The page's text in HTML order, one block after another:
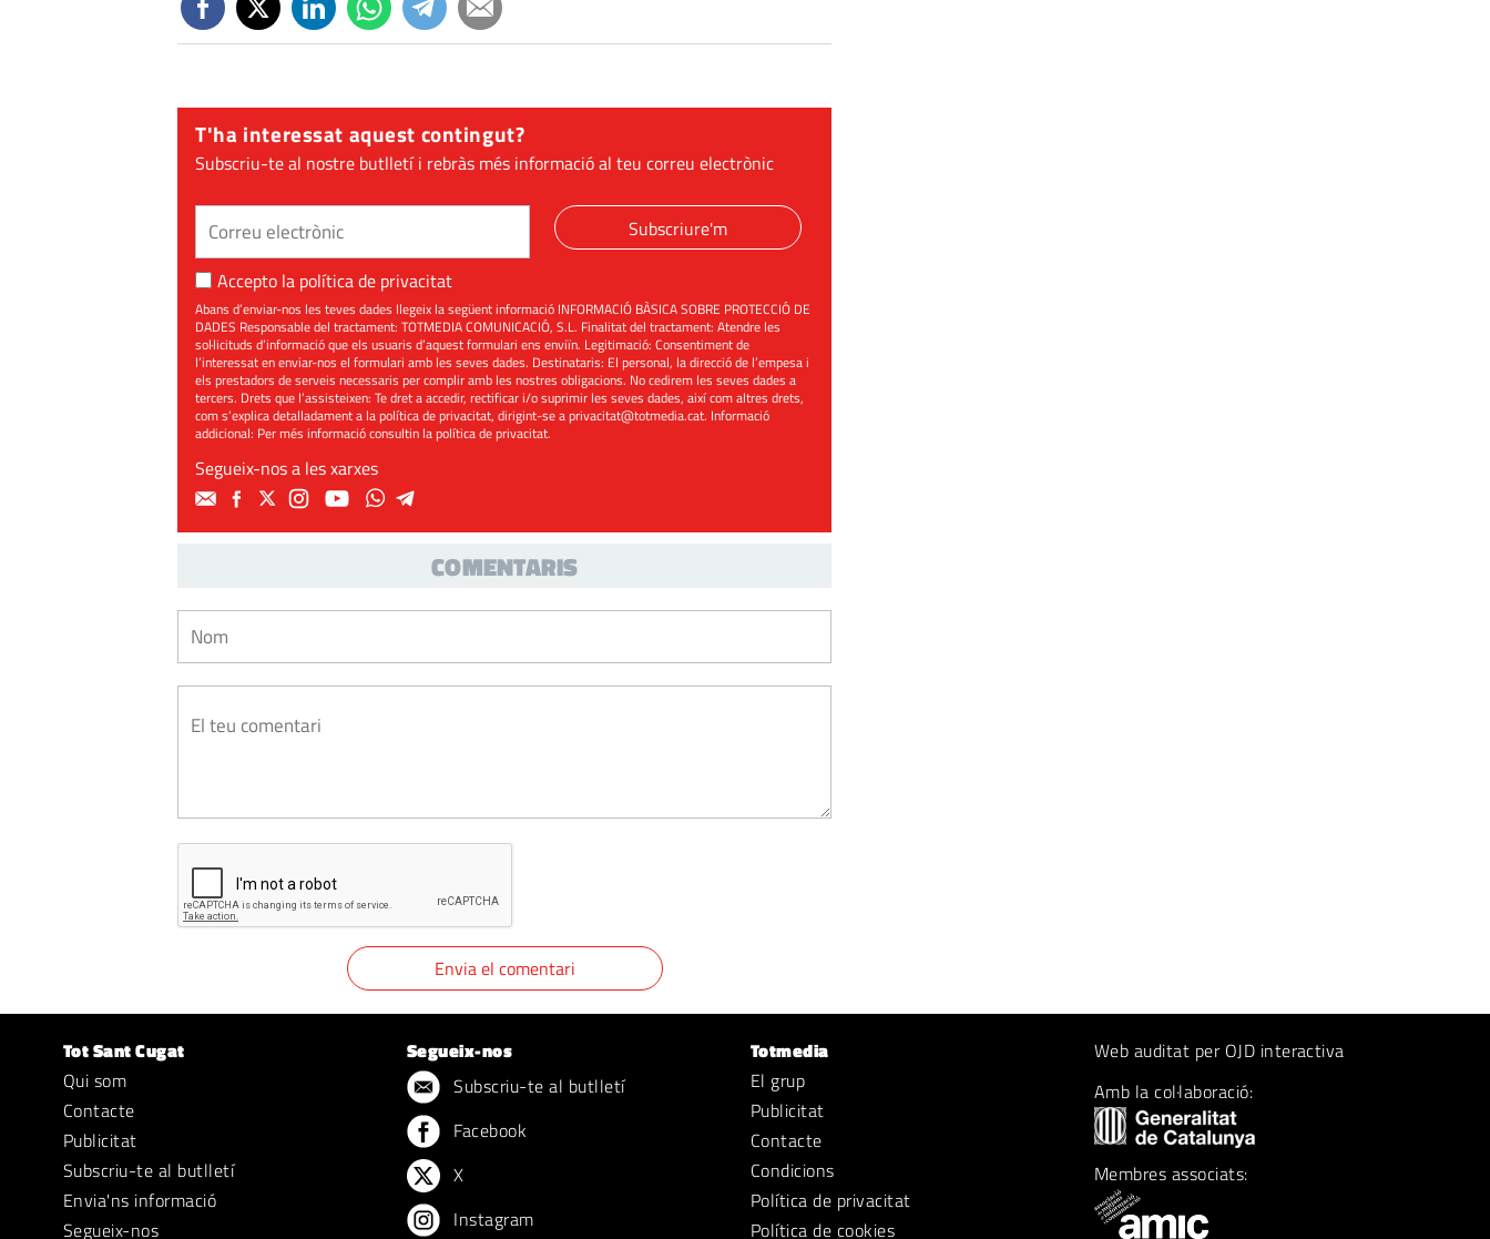
T'ha interessat aquest contingut?
Subscriu-te al nostre butlletí i rebràs més informació al teu correu electrònic
Subscriure'm
Accepto la política de privacitat
Abans d’enviar-nos les teves dades llegeix la següent informació INFORMACIÓ BÀSICA SOBRE PROTECCIÓ DE
DADES Responsable del tractament: TOTMEDIA COMUNICACIÓ, S.L. Finalitat del tractament: Atendre les
sol·licituds d’informació que els usuaris d’aquest formulari ens enviïn. Legitimació: Consentiment de
l’interessat en enviar-nos el formulari amb les seves dades. Destinataris: El personal, la direcció de l’empesa i
els prestadors de serveis necessaris per complir amb les nostres obligacions. No cedirem les seves dades a
tercers. Drets que l’assisteixen: Te dret a accedir, rectificar i/o suprimir les seves dades, així com altres drets,
com s’explica detalladament a la política de privacitat, dirigint-se aprivacitat@totmedia.cat. Informació
addicional: Per més informació consultin lapolítica de privacitat.
Segueix-nos a les xarxes
COMENTARIS
Tot Sant Cugat
Qui som
Contacte
Publicitat
Subscriu-te al butlletí
Envia'ns informació
Segueix-nos
Segueix-nos
Subscriu-te al butlletí
Facebook
X
Instagram
Totmedia
El grup
Publicitat
Contacte
Condicions
Política de privacitat
Política de cookies
Web auditat per OJD interactiva
Amb la col·laboració:
Membres associats: